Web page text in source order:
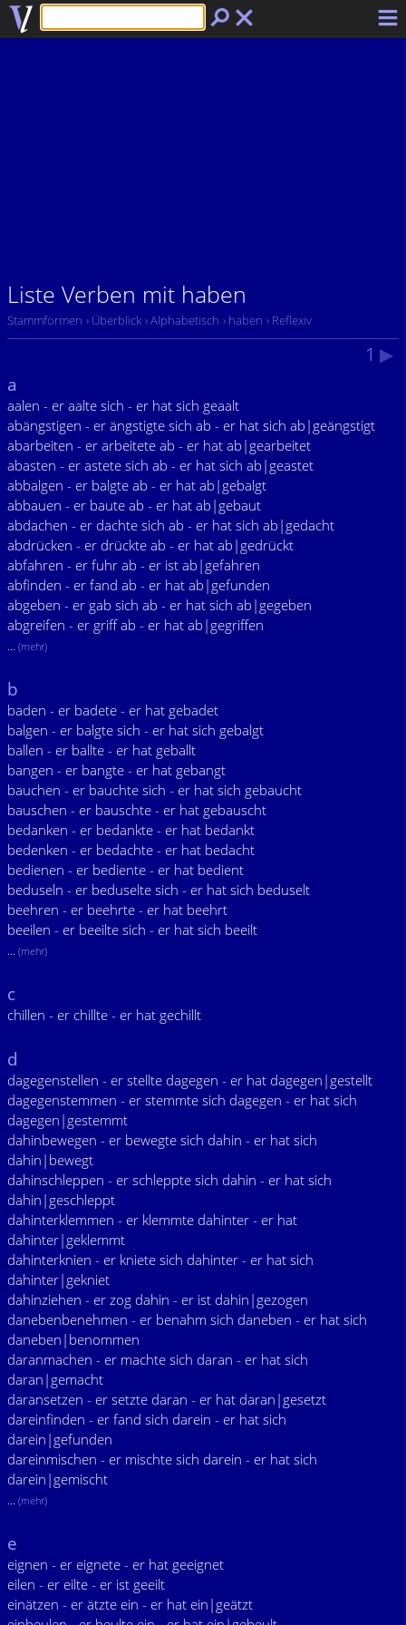
Liste Verben mit haben
Stammformen › Überblick › Alphabetisch › haben › Reflexiv
1 ▶
a
aalen - er aalte sich - er hat sich geaalt
abängstigen - er ängstigte sich ab - er hat sich ab|geängstigt
abarbeiten - er arbeitete ab - er hat ab|gearbeitet
abasten - er astete sich ab - er hat sich ab|geastet
abbalgen - er balgte ab - er hat ab|gebalgt
abbauen - er baute ab - er hat ab|gebaut
abdachen - er dachte sich ab - er hat sich ab|gedacht
abdrücken - er drückte ab - er hat ab|gedrückt
abfahren - er fuhr ab - er ist ab|gefahren
abfinden - er fand ab - er hat ab|gefunden
abgeben - er gab sich ab - er hat sich ab|gegeben
abgreifen - er griff ab - er hat ab|gegriffen
... (mehr)
b
baden - er badete - er hat gebadet
balgen - er balgte sich - er hat sich gebalgt
ballen - er ballte - er hat geballt
bangen - er bangte - er hat gebangt
bauchen - er bauchte sich - er hat sich gebaucht
bauschen - er bauschte - er hat gebauscht
bedanken - er bedankte - er hat bedankt
bedenken - er bedachte - er hat bedacht
bedienen - er bediente - er hat bedient
beduseln - er beduselte sich - er hat sich beduselt
beehren - er beehrte - er hat beehrt
beeilen - er beeilte sich - er hat sich beeilt
... (mehr)
c
chillen - er chillte - er hat gechillt
d
dagegenstellen - er stellte dagegen - er hat dagegen|gestellt
dagegenstemmen - er stemmte sich dagegen - er hat sich
dagegen|gestemmt
dahinbewegen - er bewegte sich dahin - er hat sich
dahin|bewegt
dahinschleppen - er schleppte sich dahin - er hat sich
dahin|geschleppt
dahinterklemmen - er klemmte dahinter - er hat
dahinter|geklemmt
dahinterknien - er kniete sich dahinter - er hat sich
dahinter|gekniet
dahinziehen - er zog dahin - er ist dahin|gezogen
danebenbenehmen - er benahm sich daneben - er hat sich
daneben|benommen
daranmachen - er machte sich daran - er hat sich
daran|gemacht
daransetzen - er setzte daran - er hat daran|gesetzt
dareinfinden - er fand sich darein - er hat sich
darein|gefunden
dareinmischen - er mischte sich darein - er hat sich
darein|gemischt
... (mehr)
e
eignen - er eignete - er hat geeignet
eilen - er eilte - er ist geeilt
einätzen - er ätzte ein - er hat ein|geätzt